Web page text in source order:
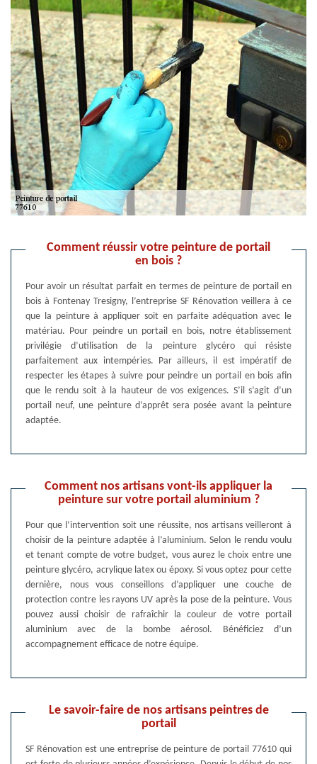
Comment réussir votre peinture de portail
en bois ?
Pour avoir un résultat parfait en termes de peinture de portail en
bois à Fontenay Tresigny, l’entreprise SF Rénovation veillera à ce
que la peinture à appliquer soit en parfaite adéquation avec le
matériau. Pour peindre un portail en bois, notre établissement
privilégie d’utilisation de la peinture glycéro qui résiste
parfaitement aux intempéries. Par ailleurs, il est impératif de
respecter les étapes à suivre pour peindre un portail en bois afin
que le rendu soit à la hauteur de vos exigences. S’il s’agit d’un
portail neuf, une peinture d’apprêt sera posée avant la peinture
adaptée.
Comment nos artisans vont-ils appliquer la
peinture sur votre portail aluminium ?
Pour que l’intervention soit une réussite, nos artisans veilleront à
choisir de la peinture adaptée à l’aluminium. Selon le rendu voulu
et tenant compte de votre budget, vous aurez le choix entre une
peinture glycéro, acrylique latex ou époxy. Si vous optez pour cette
dernière, nous vous conseillons d’appliquer une couche de
protection contre les rayons UV après la pose de la peinture. Vous
pouvez aussi choisir de rafraîchir la couleur de votre portail
aluminium avec de la bombe aérosol. Bénéficiez d’un
accompagnement efficace de notre équipe.
Le savoir-faire de nos artisans peintres de
portail
SF Rénovation est une entreprise de peinture de portail 77610 qui